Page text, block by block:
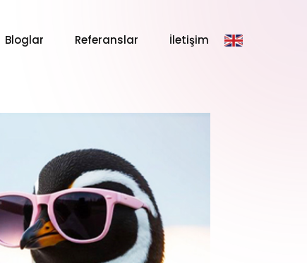
Bloglar Referanslar İletişim